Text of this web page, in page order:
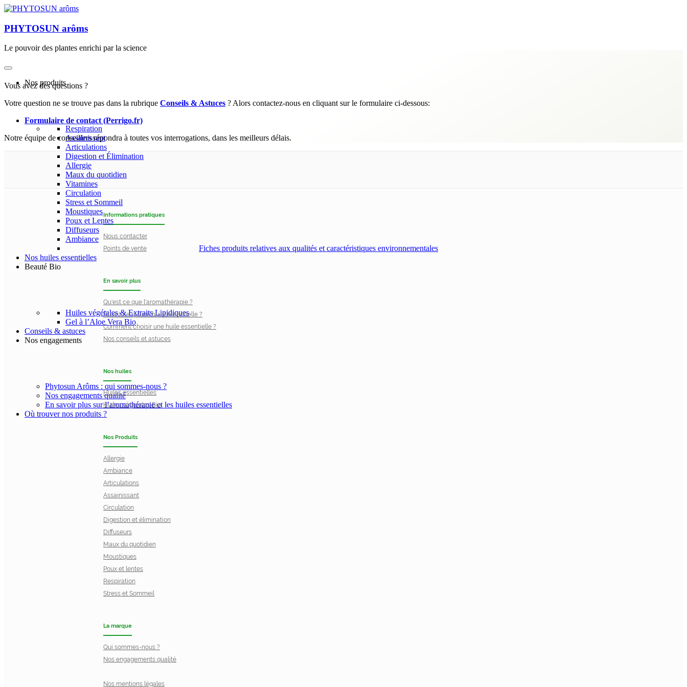
PHYTOSUN arôms
Le pouvoir des plantes enrichi par la science
Nos produits
Respiration
Assainissant
Articulations
Digestion et Élimination
Allergie
Maux du quotidien
Vitamines
Circulation
Stress et Sommeil
Moustiques
Poux et Lentes
Diffuseurs
Ambiance
Fiches produits relatives aux qualités et caractéristiques environnementales
Nos huiles essentielles
Beauté Bio
Huiles végétales & Extraits Lipidiques
Gel à l’Aloe Vera Bio
Conseils & astuces
Nos engagements
Phytosun Arôms : qui sommes-nous ?
Nos engagements qualité
En savoir plus sur l’aromathérapie et les huiles essentielles
Où trouver nos produits ?
Vous avez des questions ?
Votre question ne se trouve pas dans la rubrique Conseils & Astuces ? Alors contactez-nous en cliquant sur le formulaire ci-dessous:
Formulaire de contact (Perrigo.fr)
Notre équipe de conseillers répondra à toutes vos interrogations, dans les meilleurs délais.
Informations pratiques
Nous contacter
Points de vente
En savoir plus
Qu'est ce que l'aromathérapie ?
Qu'est ce qu'une huile essentielle ?
Comment choisir une huile essentielle ?
Nos conseils et astuces
Nos huiles
Huiles essentielles
Huiles végétales Bio
Nos Produits
Allergie
Ambiance
Articulations
Assainissant
Circulation
Digestion et élimination
Diffuseurs
Maux du quotidien
Moustiques
Poux et lentes
Respiration
Stress et Sommeil
La marque
Qui sommes-nous ?
Nos engagements qualité
Nos mentions légales